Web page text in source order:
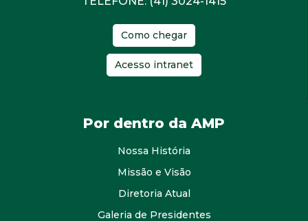
Como chegar
Acesso intranet
Por dentro da AMP
Nossa História
Missão e Visão
Diretoria Atual
Galeria de Presidentes